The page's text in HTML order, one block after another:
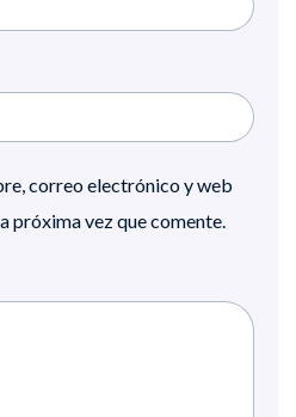
correo electrónico y web
próxima vez que comente.